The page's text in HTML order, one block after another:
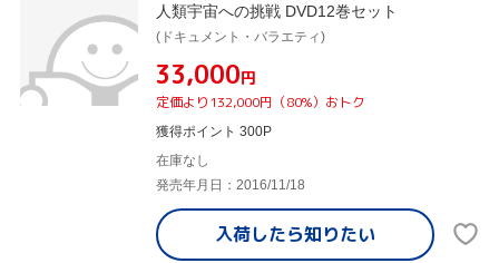
人類宇宙への挑戦 DVD12巻セット
(ドキュメント・バラエティ)
¥33,000円
定価より132,000円（80%）おトク
獲得ポイント 300P
在庫なし
発売年月日：2016/11/18
入荷したら知りたい